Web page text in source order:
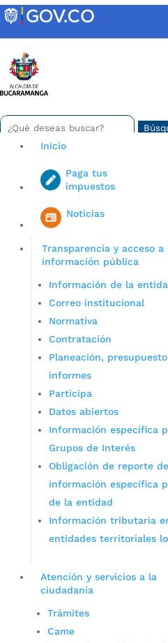
Skip
to
Buscar:
Search
for...
Iniciar sesión en gov co
Inicio
Paga tus
impuestos
Noticias
Transparencia y acceso a
información pública
Información de la
Correo institucional
Normativa
Contratación
Planeación,
informes
Participa
Datos abiertos
Información específica
Grupos de Interés
Obligación de reporte de
información específica
de la entidad
Información tributaria
entidades territoriales
Atención y servicios a la
ciudadanía
Trámites
Came